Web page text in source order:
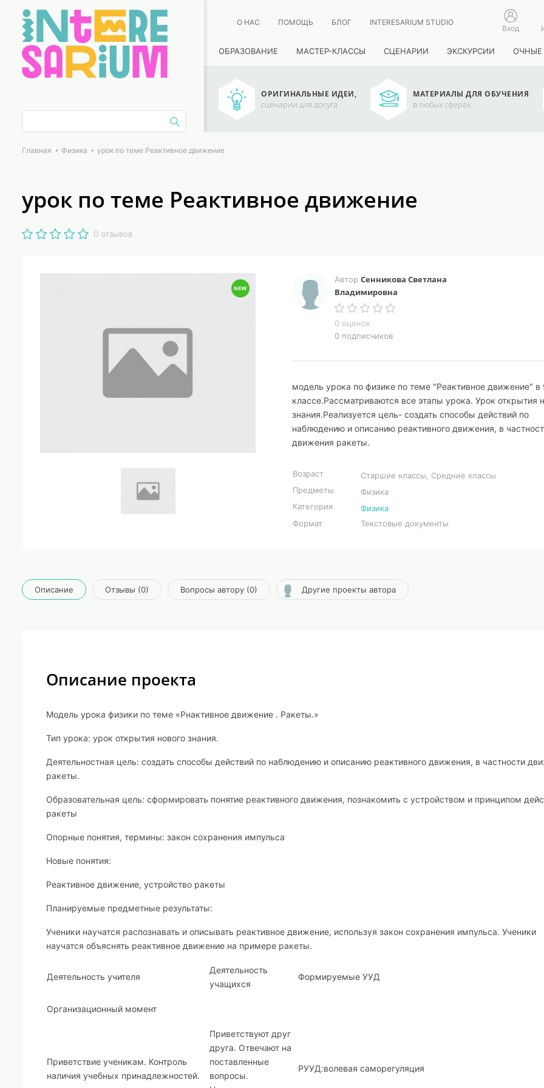
О НАС ПОМОЩЬ БЛОГ INTERESARIUM STUDIO
Вход
ОБРАЗОВАНИЕ МАСТЕР-КЛАССЫ СЦЕНАРИИ ЭКСКУРСИИ ОЧНЫЕ
ОРИГИНАЛЬНЫЕ ИДЕИ,
сценарии для досуга
МАТЕРИАЛЫ ДЛЯ ОБУЧЕНИЯ
в любых сферах
Главная Физика урок по теме Реактивное движение
урок по теме Реактивное движение
0 отзывов
Автор Сенникова Светлана
Владимировна
0 оценок
0 подписчиков
модель урока по физике по теме "Реактивное движение" в
классе.Рассматриваются все этапы урока. Урок открытия
знания.Реализуется цель- создать способы действий по
наблюдению и описанию реактивного движения, в
движения ракеты.
Возраст
Старшие классы, Средние классы
Предметы
Физика
Категория
Физика
Формат
Текстовые документы
Описание Отзывы (0) Вопросы автору (0) Другие проекты автора
Описание проекта
Модель урока физики по теме «Рнактивное движение . Ракеты.»
Тип урока: урок открытия нового знания.
Деятельностная цель: создать способы действий по наблюдению и описанию реактивного движения, в частности
ракеты.
Образовательная цель: сформировать понятие реактивного движения, познакомить с устройством и принципом
ракеты
Опорные понятия, термины: закон сохранения импульса
Новые понятия:
Реактивное движение, устройство ракеты
Планируемые предметные результаты:
Ученики научатся распознавать и описывать реактивное движение, используя закон сохранения импульса. Ученики
научатся объяснять реактивное движение на примере ракеты.
Деятельность учителя
Деятельность
учащихся
Формируемые УУД
Организационный момент
Приветствие ученикам. Контроль
наличия учебных принадлежностей.
Приветствуют друг
друга. Отвечают на
поставленные
вопросы.
РУУД:волевая саморегуляция